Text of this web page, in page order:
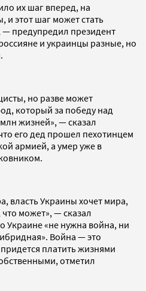
их шаг вперед, на
и этот шаг может стать
предупредил президент
и украинцы разные, но
но разве может
который за победу над
жизней», — сказал
его дед прошел пехотинцем
армией, а умер уже в
власть Украины хочет мира,
что может», — сказал
Украине «не нужна война, ни
Война — это
платить жизнями
отметил